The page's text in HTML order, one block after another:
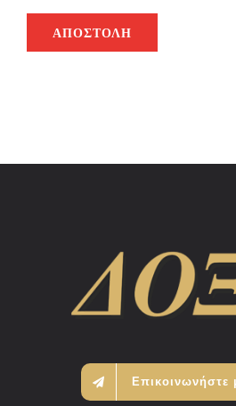
ΑΠΟΣΤΟΛΉ
Επικοινωνήστε